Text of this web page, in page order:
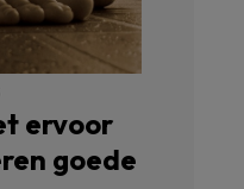
ervoor
goede